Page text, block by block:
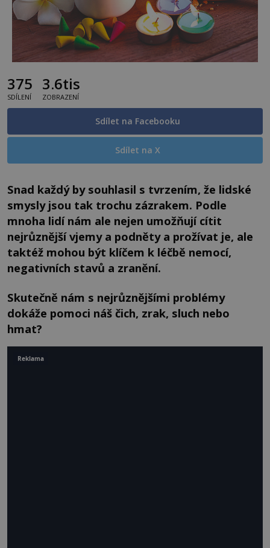
375
SDÍLENÍ
3.6tis
ZOBRAZENÍ
Sdílet na Facebooku
Sdílet na X
Snad každý by souhlasil s tvrzením, že lidské
smysly jsou tak trochu zázrakem. Podle
mnoha lidí nám ale nejen umožňují cítit
nejrůznější vjemy a podněty a prožívat je, ale
taktéž mohou být klíčem k léčbě nemocí,
negativních stavů a zranění.
Skutečně nám s nejrůznějšími problémy
dokáže pomoci náš čich, zrak, sluch nebo
hmat?
Reklama